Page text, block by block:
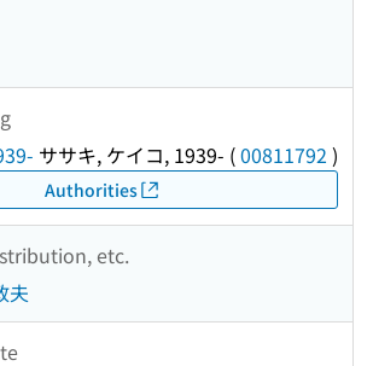
ササキ, ケイコ, 1939- (00811792 )
Authorities
etc.
夫